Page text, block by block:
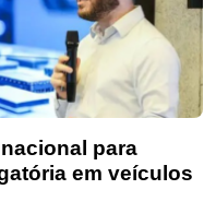
para
em veículos